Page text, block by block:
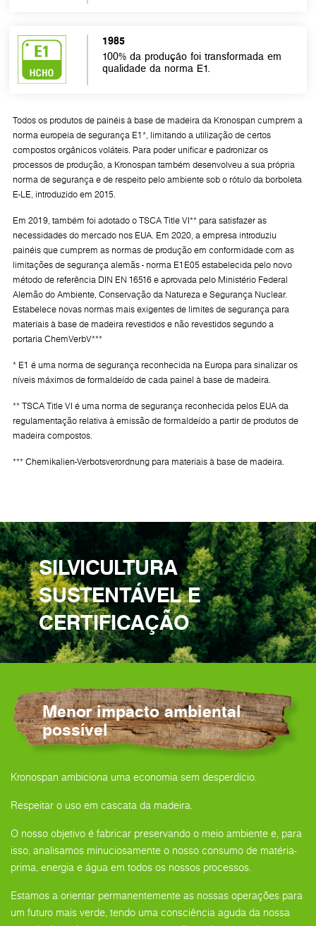
1985
100% da produção foi transformada em
qualidade da norma E1.
Todos os produtos de painéis à base de madeira da Kronospan cumprem a
norma europeia de segurança E1*, limitando a utilização de certos
compostos orgânicos voláteis. Para poder unificar e padronizar os
processos de produção, a Kronospan também desenvolveu a sua própria
norma de segurança e de respeito pelo ambiente sob o rótulo da borboleta
E-LE, introduzido em 2015.
Em 2019, também foi adotado o TSCA Title VI** para satisfazer as
necessidades do mercado nos EUA. Em 2020, a empresa introduziu
painéis que cumprem as normas de produção em conformidade com as
limitações de segurança alemãs - norma E1E05 estabelecida pelo novo
método de referência DIN EN 16516 e aprovada pelo Ministério Federal
Alemão do Ambiente, Conservação da Natureza e Segurança Nuclear.
Estabelece novas normas mais exigentes de limites de segurança para
materiais à base de madeira revestidos e não revestidos segundo a
portaria ChemVerbV***
* E1 é uma norma de segurança reconhecida na Europa para sinalizar os
níveis máximos de formaldeído de cada painel à base de madeira.
** TSCA Title VI é uma norma de segurança reconhecida pelos EUA da
regulamentação relativa à emissão de formaldeído a partir de produtos de
madeira compostos.
*** Chemikalien-Verbotsverordnung para materiais à base de madeira.
SILVICULTURA
SUSTENTÁVEL E
CERTIFICAÇÃO
Menor impacto ambiental
possível
Kronospan ambiciona uma economia sem desperdício.
Respeitar o uso em cascata da madeira.
O nosso objetivo é fabricar preservando o meio ambiente e, para
isso, analisamos minuciosamente o nosso consumo de matéria-
prima, energia e água em todos os nossos processos.
Estamos a orientar permanentemente as nossas operações para
um futuro mais verde, tendo uma consciência aguda da nossa